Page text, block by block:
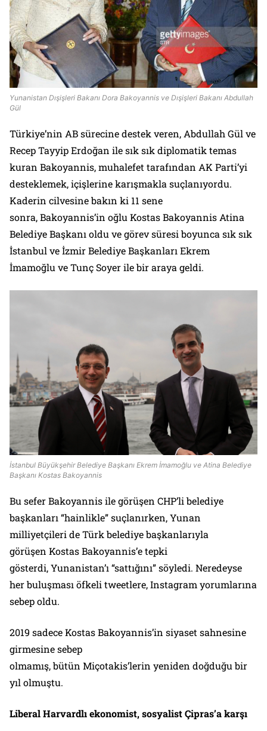
Yunanistan Dışişleri Bakanı Dora Bakoyannis ve Dışişleri Bakanı Abdullah
Gül
Türkiye’nin AB sürecine destek veren, Abdullah Gül ve
Recep Tayyip Erdoğan ile sık sık diplomatik temas
kuran Bakoyannis, muhalefet tarafından AK Parti’yi
desteklemek, içişlerine karışmakla suçlanıyordu.
Kaderin cilvesine bakın ki 11 sene
sonra, Bakoyannis’in oğlu Kostas Bakoyannis Atina
Belediye Başkanı oldu ve görev süresi boyunca sık sık
İstanbul ve İzmir Belediye Başkanları Ekrem
İmamoğlu ve Tunç Soyer ile bir araya geldi.
İstanbul Büyükşehir Belediye Başkanı Ekrem İmamoğlu ve Atina Belediye
Başkanı Kostas Bakoyannis
Bu sefer Bakoyannis ile görüşen CHP’li belediye
başkanları “hainlikle” suçlanırken, Yunan
milliyetçileri de Türk belediye başkanlarıyla
görüşen Kostas Bakoyannis’e tepki
gösterdi, Yunanistan’ı “sattığını” söyledi. Neredeyse
her buluşması öfkeli tweetlere, Instagram yorumlarına
sebep oldu.
2019 sadece Kostas Bakoyannis’in siyaset sahnesine
girmesine sebep
olmamış, bütün Miçotakis’lerin yeniden doğduğu bir
yıl olmuştu.
LiberalHarvardlıekonomist, sosyalistÇipras’akarşı